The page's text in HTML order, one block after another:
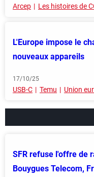
Arcep
Les histoires de
L'Europe impose le
nouveaux appareils
17/10/25
USB-C Temu Union
SFR refuse l'offre de
Bouygues Telecom,